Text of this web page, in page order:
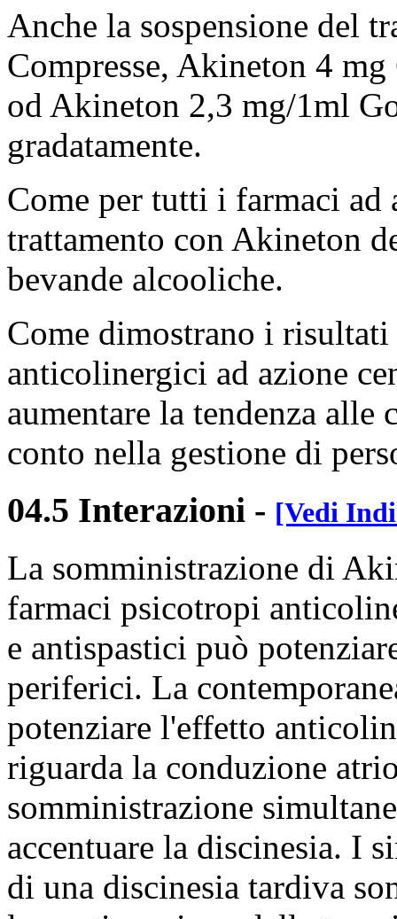
Anche la sospensione del
Compresse, Akineton 4
od Akineton 2,3 mg/1ml
gradatamente.
Come per tutti i farmaci ad
trattamento con Akineton
bevande alcooliche.
Come dimostrano i
anticolinergici ad azione
aumentare la tendenza
conto nella gestione di
04.5 Interazioni - [Vedi
La somministrazione di
farmaci psicotropi
e antispastici può
periferici. La
potenziare l'effetto
riguarda la conduzione
somministrazione
accentuare la discinesia. I
di una discinesia tardiva